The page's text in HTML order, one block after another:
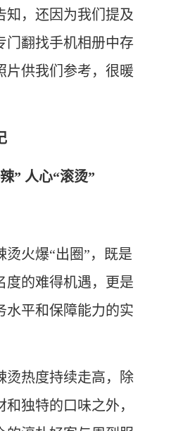
知，还因为我们提及
门翻找手机相册中存
片供我们参考，很暖
人心“滚烫”
火爆“出圈”，既是
度的难得机遇，更是
水平和保障能力的实
热度持续走高，除
和独特的口味之外，